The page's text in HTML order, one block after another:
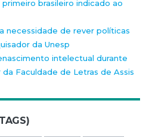
brasileiro indicado ao
necessidade de rever políticas
da Unesp
intelectual durante
Faculdade de Letras de Assis